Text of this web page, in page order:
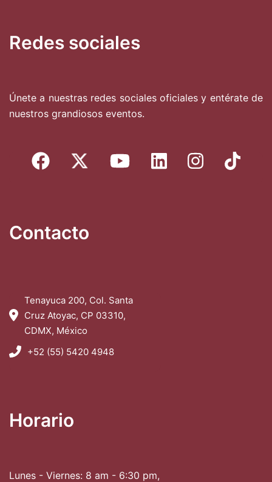
Redes sociales
Únete a nuestras redes sociales oficiales y entérate de
nuestros grandiosos eventos.
Contacto
Tenayuca 200, Col. Santa
Cruz Atoyac, CP 03310,
CDMX, México
+52 (55) 5420 4948
Horario
Lunes - Viernes: 8 am - 6:30 pm,